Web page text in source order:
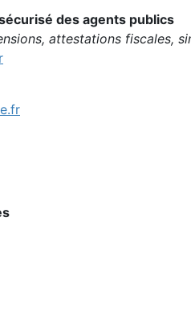
des agents publics
attestations fiscales,